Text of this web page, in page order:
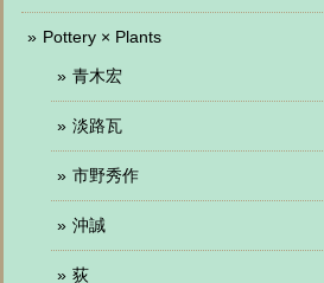
Pottery × Plants
青木宏
淡路瓦
市野秀作
沖誠
荻